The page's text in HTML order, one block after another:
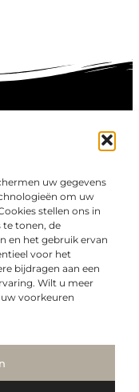
uw gegevens
om uw
stellen ons in
te tonen, de
en het gebruik ervan
voor het
bijdragen aan een
Wilt u meer
voorkeuren
en artikelen die
leveren van
dagelijks leven